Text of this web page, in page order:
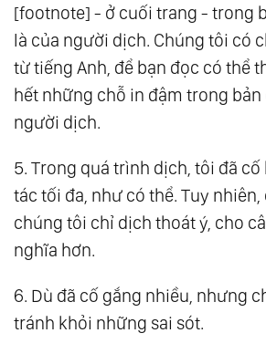
202.Luật Hấp Dẫn - Esther
203.Lửa Trong Cái Trí Pdf
204. Luyện Khí Công Cao
Chân Lý Tối Thượng Pdf
221.7 Loại Hình Thông Minh
241.Trái Đất Rỗng Pdf
261.Nietzsche - Cuộc Đời Và
Felicien Challaye Pdf
281.Luận Về Huyền Linh Thuật
321.Các Vị Đại Sư Tái Sinh
Điều Kỳ Diệu Của Nhịn Ăn
[footnote] - ở cuối trang - trong
là của người dịch. Chúng tôi có
từ tiếng Anh, để bạn đọc có thể
hết những chỗ in đậm trong bản
người dịch.
5. Trong quá trình dịch, tôi đã
tác tối đa, như có thể. Tuy
chúng tôi chỉ dịch thoát ý, cho
nghĩa hơn.
6. Dù đã cố gắng nhiều, nhưng
tránh khỏi những sai sót.